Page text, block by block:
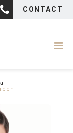
CONTACT